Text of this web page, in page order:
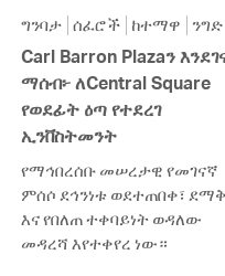
ግንባታ ሰፈሮች ከተማዋ ንግድ
Carl Barron Plazaን
ማሰብ፦ ለCentral Square
የወደፊት ዕጣ የተደረገ
ኢንቨስትመንት
የማኅበረሰቡ መሠረታዊ የመገናኛ
ምሰሶ ደኅንነቱ ወደተጠበቀ፣ ደማቅ
እና የበለጠ ተቀባይነት ወዳለው
መዳረሻ እየተቀየረ ነው።